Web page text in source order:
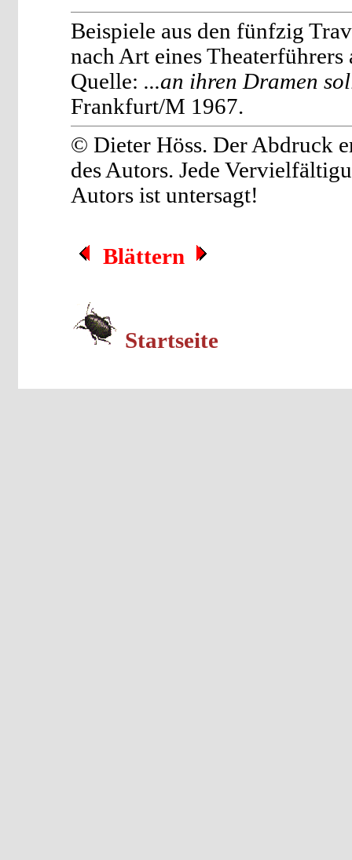
Beispiele aus den fünfzig
nach Art eines Theaterführers
Quelle: ...an ihren Dramen
Frankfurt/M 1967.
© Dieter Höss. Der Abdruck
des Autors. Jede
Autors ist untersagt!
Blättern
Startseite